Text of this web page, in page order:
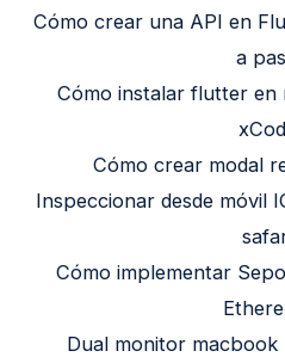
Cómo crear una API en
a
Cómo instalar flutter en
Cómo crear modal
Inspeccionar desde móvil
Cómo implementar
Dual monitor